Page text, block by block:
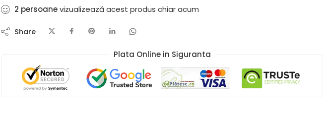
4 persoanevizualizează acest produs chiar acum
Share
Plata Online in Siguranta​